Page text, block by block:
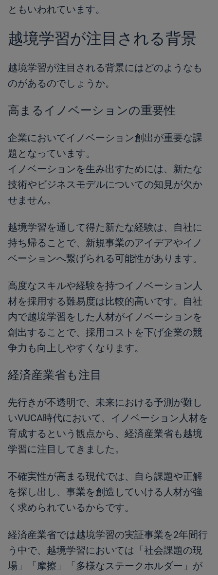
ともいわれています。
越境学習が注目される背景
越境学習が注目される背景にはどのようなも
のがあるのでしょうか。
高まるイノベーションの重要性
企業においてイノベーション創出が重要な課
題となっています。
イノベーションを生み出すためには、新たな
技術やビジネスモデルについての知見が欠か
せません。
越境学習を通して得た新たな経験は、自社に
持ち帰ることで、新規事業のアイデアやイノ
ベーションへ繋げられる可能性があります。
高度なスキルや経験を持つイノベーション人
材を採用する難易度は比較的高いです。自社
内で越境学習をした人材がイノベーションを
創出することで、採用コストを下げ企業の競
争力も向上しやすくなります。
経済産業省も注目
先行きが不透明で、未来における予測が難し
いVUCA時代において、イノベーション人材を
育成するという観点から、経済産業省も越境
学習に注目してきました。
不確実性が高まる現代では、自ら課題や正解
を探し出し、事業を創造していける人材が強
く求められているからです。
経済産業省では越境学習の実証事業を2年間行
う中で、越境学習においては「社会課題の現
場」「摩擦」「多様なステークホルダー」が